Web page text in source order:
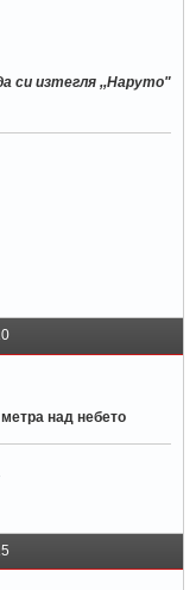
си изтегля ,,Наруто"
над небето